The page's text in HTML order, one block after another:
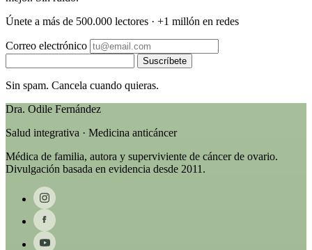
Únete a más de 500.000 lectores · +1 millón en redes
Correo electrónico
Suscríbete
Sin spam. Cancela cuando quieras.
Dra. Odile Fernández
Salud integrativa · Medicina anticáncer
Médica de familia, autora y superviviente de cáncer de ovario.
Divulgación basada en evidencia desde 2011.